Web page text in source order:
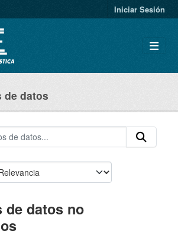
Iniciar Sesión
de datos
de datos no